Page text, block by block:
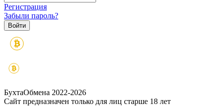
Регистрация
Забыли пароль?
БухтаОбмена 2022-2026
Сайт предназначен только для лиц старше 18 лет